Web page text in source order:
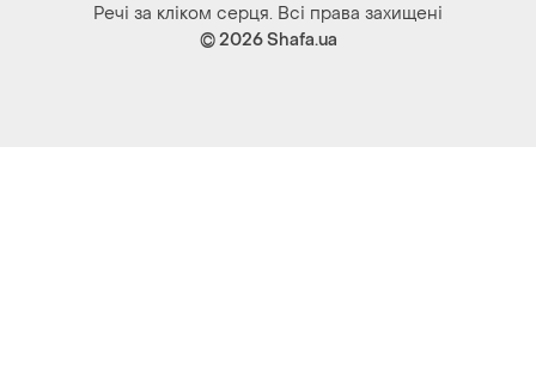
Речі за кліком серця. Всі права захищені
© 2026Shafa.ua